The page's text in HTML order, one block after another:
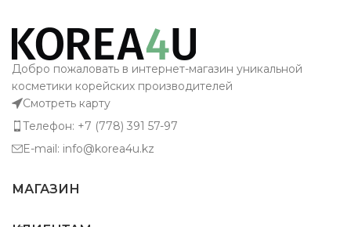
Добро пожаловать в интернет-магазин уникальной
косметики корейских производителей
Смотреть карту
Телефон: +7 (778) 391 57-97
E-mail: info@korea4u.kz
МАГАЗИН